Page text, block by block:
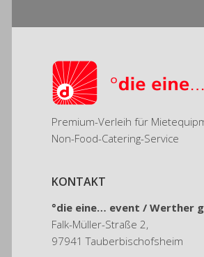
Premium-Verleih für
Non-Food-Catering-Service
KONTAKT
°die eine… event / Werther
Falk-Müller-Straße 2,
97941 Tauberbischofsheim